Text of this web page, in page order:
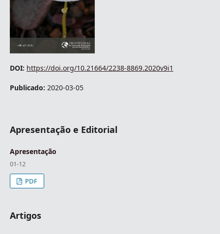
DOI: https://doi.org/10.21664/2238-8869.2020v9i1
Publicado: 2020-03-05
Apresentação e Editorial
Apresentação
01-12
PDF
Artigos